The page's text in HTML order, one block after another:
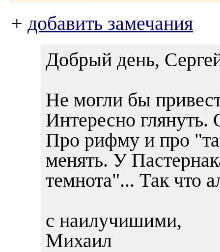
+ добавить замечания
Добрый день,
Не могли бы
Интересно глянуть.
Про рифму и про
менять. У
темнота"... Так что
с наилучишими,
Михаил